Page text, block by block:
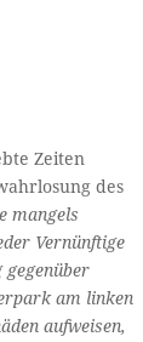
Zeiten
des
mangels
Vernünftige
am linken
aufweisen,